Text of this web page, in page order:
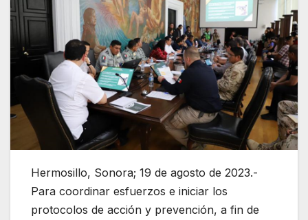
Hermosillo, Sonora; 19 de agosto de 2023.-
Para coordinar esfuerzos e iniciar los
protocolos de acción y prevención, a fin de